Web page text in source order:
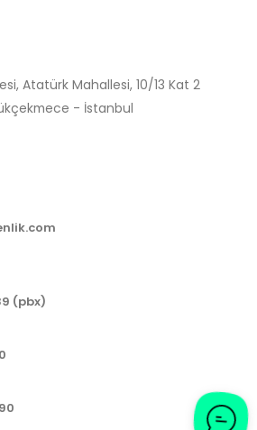
Atatürk Mahallesi, 10/13 Kat 2
- İstanbul
(pbx)